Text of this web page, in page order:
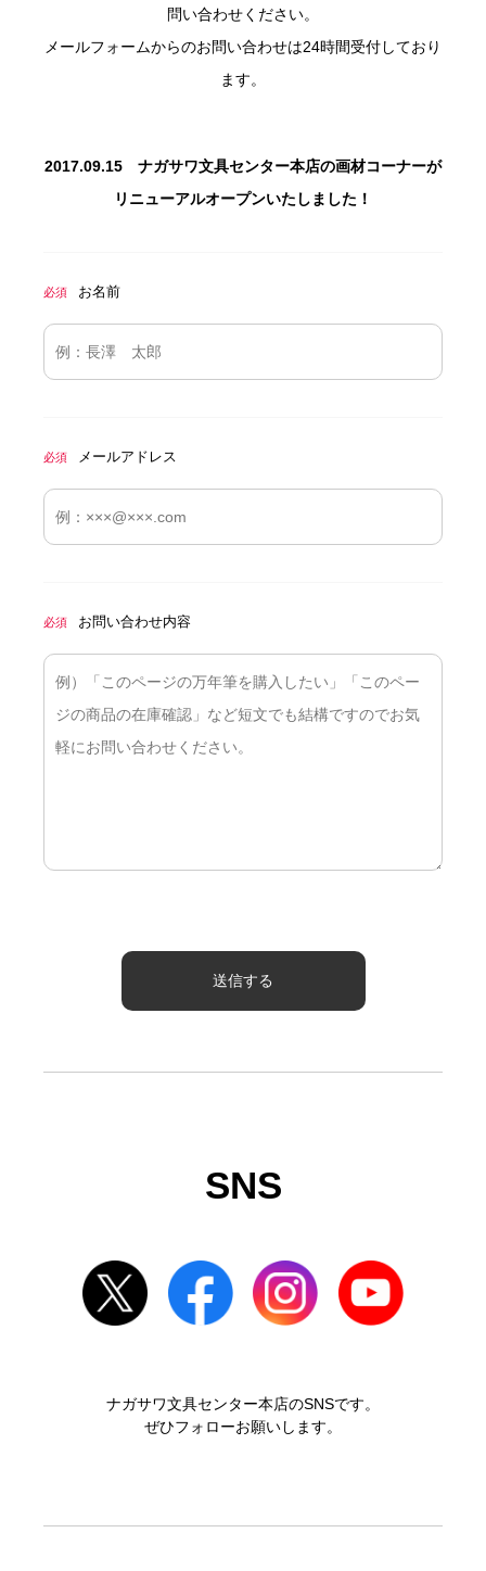
問い合わせください。
メールフォームからのお問い合わせは24時間受付しており
ます。
2017.09.15 ナガサワ文具センター本店の画材コーナーが
リニューアルオープンいたしました！
必須 お名前
必須 メールアドレス
必須 お問い合わせ内容
SNS
ナガサワ文具センター本店のSNSです。
ぜひフォローお願いします。